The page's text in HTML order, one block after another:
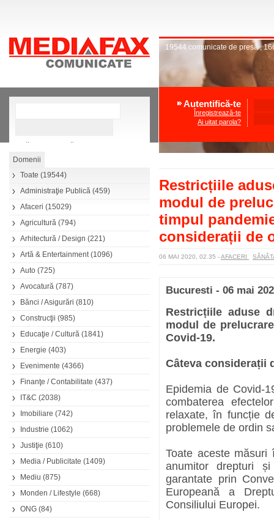
Căutare avansată
Toate (19544)
Administraţie Publică (459)
Afaceri (15029)
Agricultură (794)
Arhitectură / Design (221)
Artă & Entertainment(1096)
Auto (725)
Avocatură (787)
Bănci / Asigurări (810)
Construcţii (985)
Educaţie / Cultură (1841)
Energie (403)
Evenimente (4366)
Finanţe / Contabilitate (437)
IT&C (2038)
Imobiliare (742)
Industrie (1062)
Justiţie (610)
Media / Publicitate (1409)
Mediu (875)
Monden / Lifestyle (668)
ONG (84)
19544 comunicate de presă,
Autentifică-te
Înregistrează-te
Ai uitat parola?
Restricțiile
modul de
timpul
considerații de
06 MAI 2020, 02.35 -AFACERI
Bucuresti - 06 mai
Restricțiile aduse
modul de
Covid-19.
Câteva considerații
Epidemia de Covid-
combaterea
relaxate, în funcție
problemele de ordin
Toate aceste
anumitor drepturi
garantate prin
Europeană a
Consiliului Europei.